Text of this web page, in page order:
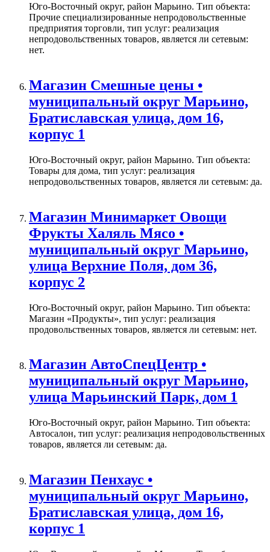
Юго-Восточный округ, район Марьино. Тип объекта:
Прочие специализированные непродовольственные
предприятия торговли, тип услуг: реализация
непродовольственных товаров, является ли сетевым:
нет.
Магазин Смешные цены •
муниципальный округ Марьино,
Братиславская улица, дом 16,
корпус 1
Юго-Восточный округ, район Марьино. Тип объекта:
Товары для дома, тип услуг: реализация
непродовольственных товаров, является ли сетевым: да.
Магазин Минимаркет Овощи
Фрукты Халяль Мясо •
муниципальный округ Марьино,
улица Верхние Поля, дом 36,
корпус 2
Юго-Восточный округ, район Марьино. Тип объекта:
Магазин «Продукты», тип услуг: реализация
продовольственных товаров, является ли сетевым: нет.
Магазин АвтоСпецЦентр •
муниципальный округ Марьино,
улица Марьинский Парк, дом 1
Юго-Восточный округ, район Марьино. Тип объекта:
Автосалон, тип услуг: реализация непродовольственных
товаров, является ли сетевым: да.
Магазин Пенхаус •
муниципальный округ Марьино,
Братиславская улица, дом 16,
корпус 1